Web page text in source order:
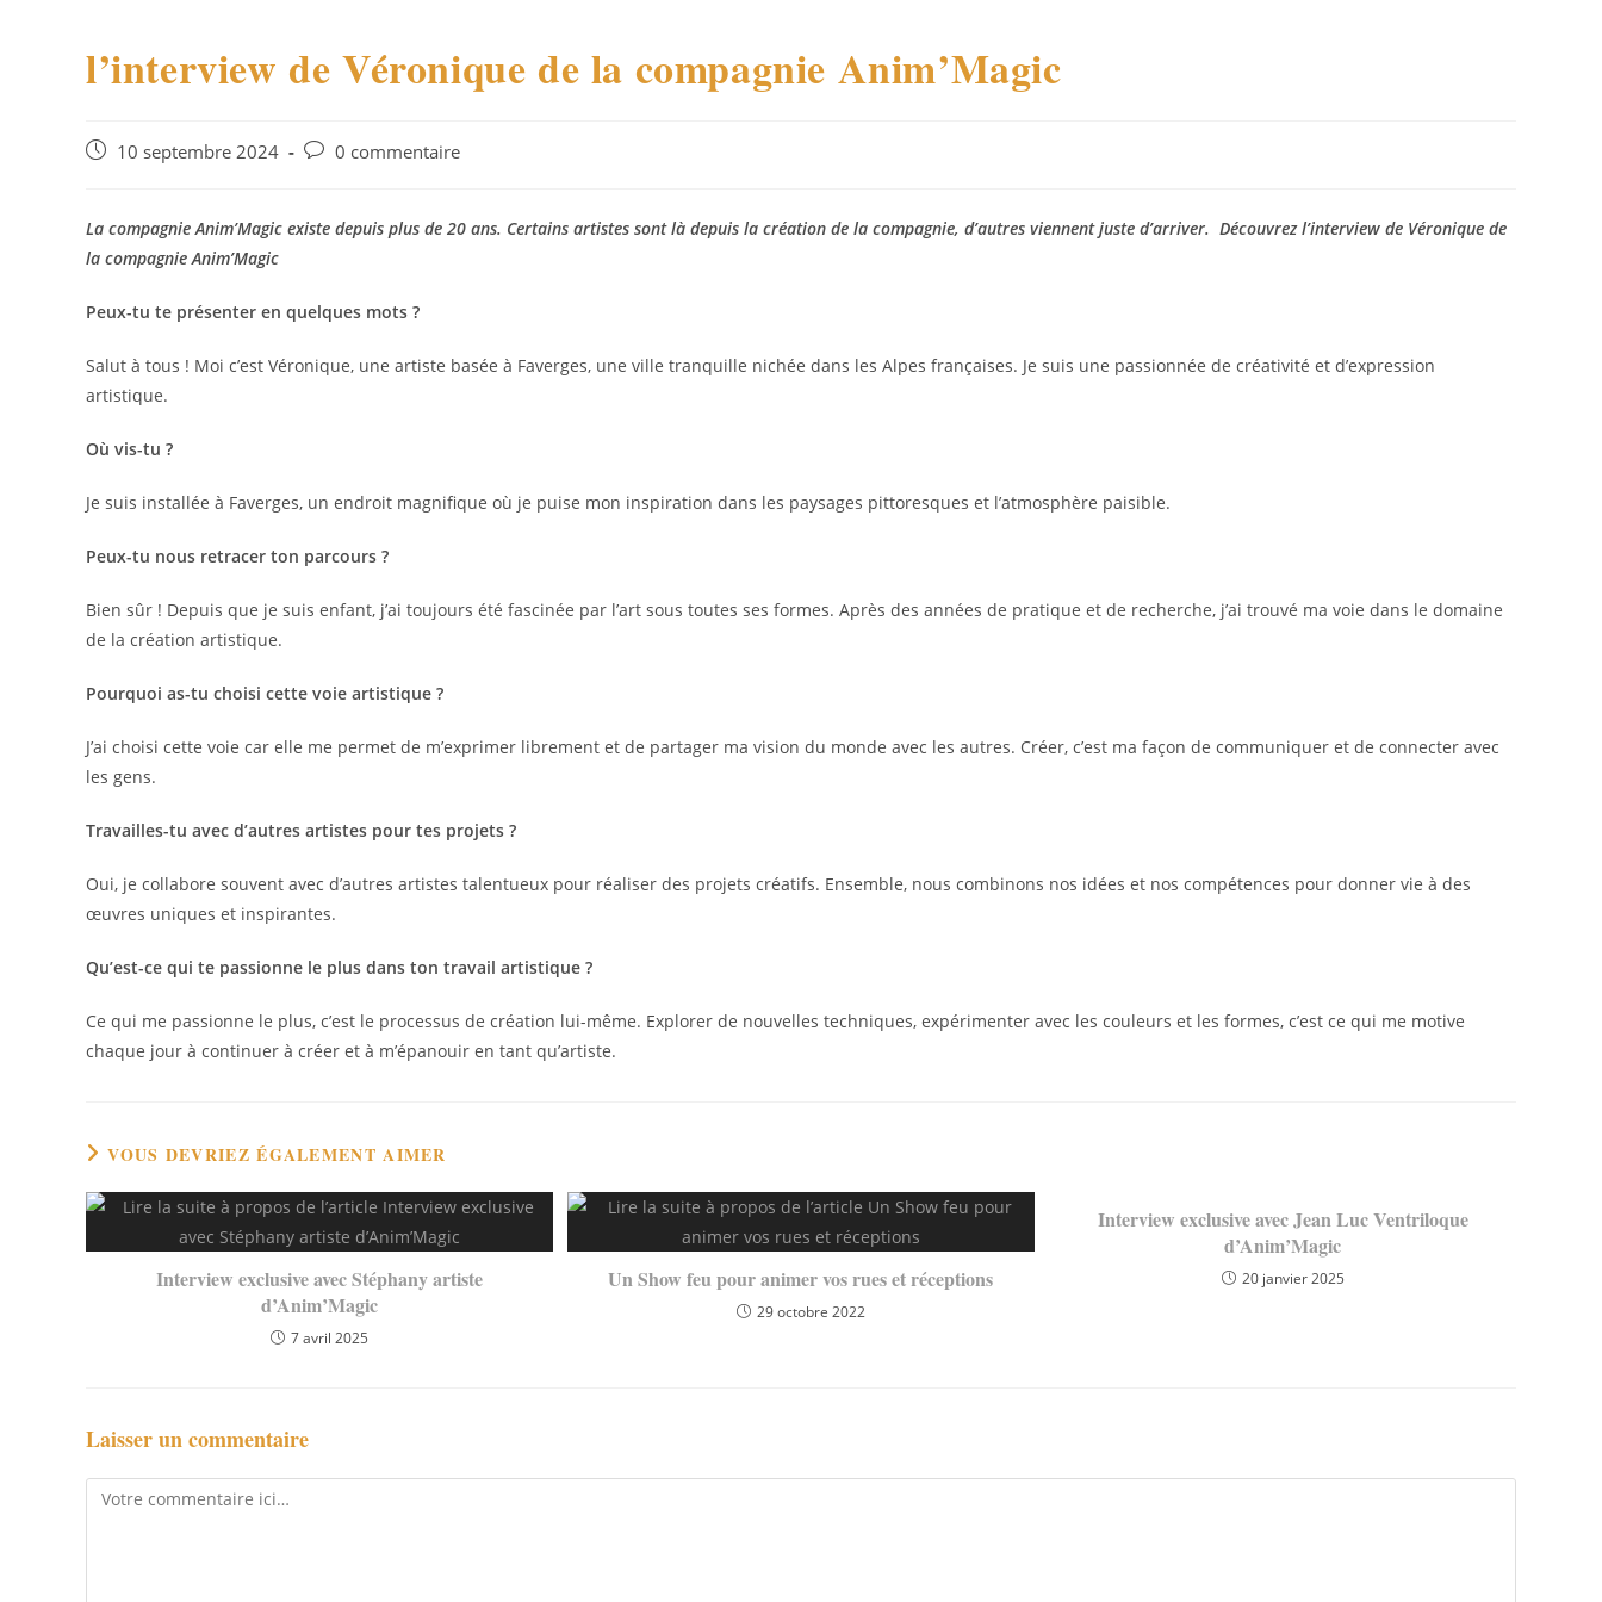
l’interview de Véronique de la compagnie Anim’Magic
Publication
10 septembre 2024
Commentaires
publication :
0 commentaire
La compagnie Anim’Magic existe depuis plus de 20 ans. Certains artistes sont là depuis la création de la compagnie, d’autres viennent juste d’arriver. Découvrez l’interview de Véronique de
la compagnie Anim’Magic
Peux-tu te présenter en quelques mots ?
Salut à tous ! Moi c’est Véronique, une artiste basée à Faverges, une ville tranquille nichée dans les Alpes françaises. Je suis une passionnée de créativité et d’expression
artistique.
Où vis-tu ?
Je suis installée à Faverges, un endroit magnifique où je puise mon inspiration dans les paysages pittoresques et l’atmosphère paisible.
Peux-tu nous retracer ton parcours ?
Bien sûr ! Depuis que je suis enfant, j’ai toujours été fascinée par l’art sous toutes ses formes. Après des années de pratique et de recherche, j’ai trouvé ma voie dans le domaine
de la création artistique.
Pourquoi as-tu choisi cette voie artistique ?
J’ai choisi cette voie car elle me permet de m’exprimer librement et de partager ma vision du monde avec les autres. Créer, c’est ma façon de communiquer et de connecter avec
les gens.
Travailles-tu avec d’autres artistes pour tes projets ?
Oui, je collabore souvent avec d’autres artistes talentueux pour réaliser des projets créatifs. Ensemble, nous combinons nos idées et nos compétences pour donner vie à des
œuvres uniques et inspirantes.
Qu’est-ce qui te passionne le plus dans ton travail artistique ?
Ce qui me passionne le plus, c’est le processus de création lui-même. Explorer de nouvelles techniques, expérimenter avec les couleurs et les formes, c’est ce qui me motive
chaque jour à continuer à créer et à m’épanouir en tant qu’artiste.
VOUS DEVRIEZ ÉGALEMENT AIMER
Interview exclusive avec Stéphany artiste
d’Anim’Magic
7 avril 2025
Un Show feu pour animer vos rues et réceptions
29 octobre 2022
Interview exclusive avec Jean Luc Ventriloque
d’Anim’Magic
20 janvier 2025
Laisser un commentaire
Comment